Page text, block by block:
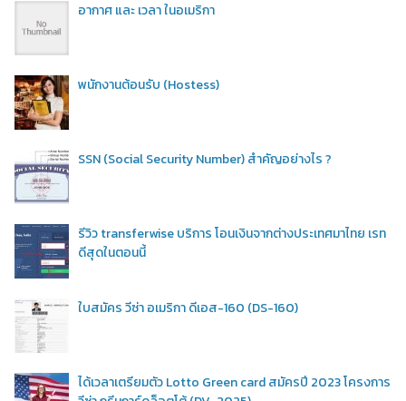
อากาศ และ เวลา ในอเมริกา
พนักงานต้อนรับ (Hostess)
SSN (Social Security Number) สำคัญอย่างไร ?
รีวิว transferwise บริการ โอนเงินจากต่างประเทศมาไทย เรท
ดีสุดในตอนนี้
ใบสมัคร วีซ่า อเมริกา ดีเอส-160 (DS-160)
ได้เวลาเตรียมตัว Lotto Green card สมัครปี 2023 โครงการ